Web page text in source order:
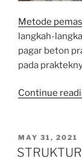
Metode
langkah-
pagar beton
pada
Continue
POSTED
ON
MAY 31, 2021